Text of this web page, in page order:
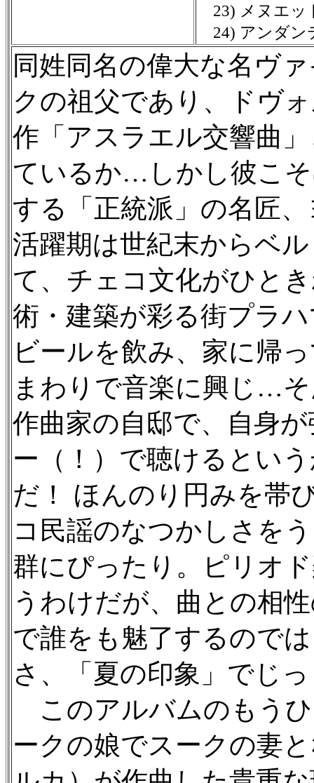
23) メヌエッ
24) アンダン
同姓同名の偉大な名ヴ
クの祖父であり、ドヴ
作「アスラエル交響曲
ているか…しかし彼こ
する「正統派」の名匠
活躍期は世紀末からベ
て、チェコ文化がひと
術・建築が彩る街プラ
ビールを飲み、家に帰
まわりで音楽に興じ…
作曲家の自邸で、自身
ー（！）で聴けるとい
だ！ ほんのり円みを帯
コ民謡のなつかしさを
群にぴったり。ピリオ
うわけだが、曲との相
で誰をも魅了するので
さ、「夏の印象」でじ
このアルバムのもう
ークの娘でスークの妻